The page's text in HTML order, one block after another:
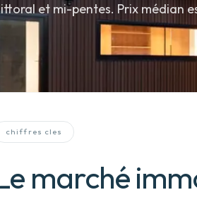
et mi-pentes. Prix médian
chiffres cles
marché